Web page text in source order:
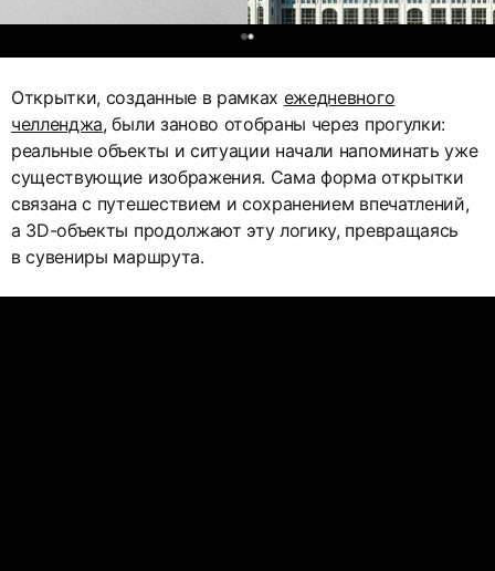
Открытки, созданные в рамках ежедневного
челленджа, были заново отобраны через прогулки:
реальные объекты и ситуации начали напоминать уже
существующие изображения. Сама форма открытки
связана с путешествием и сохранением впечатлений,
а 3D-объекты продолжают эту логику, превращаясь
в сувениры маршрута.